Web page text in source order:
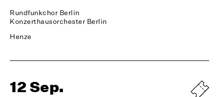
Rundfunkchor Berlin
Konzerthausorchester Berlin
Henze
12 Sep.